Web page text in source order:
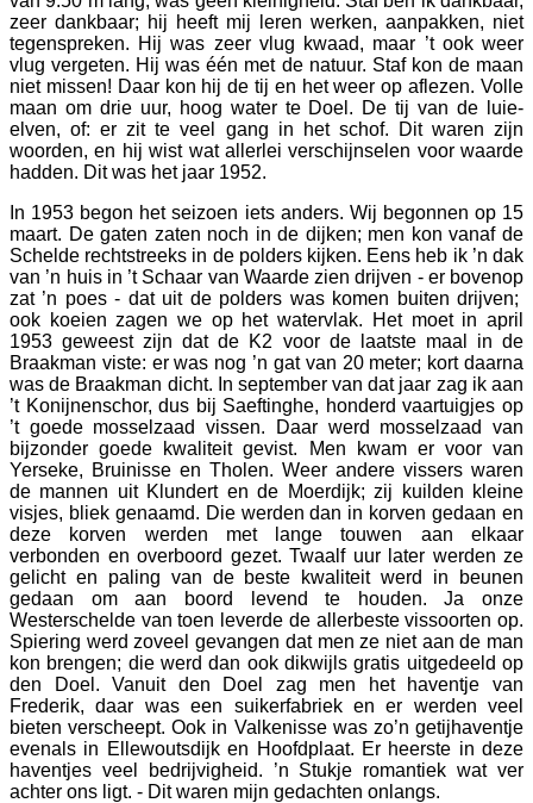
zeer dankbaar; hij heeft mij leren werken, aanpakken, niet
tegenspreken. Hij was zeer vlug kwaad, maar ’t ook weer
vlug vergeten. Hij was één met de natuur. Staf kon de maan
niet missen! Daar kon hij de tij en het weer op aflezen. Volle
maan om drie uur, hoog water te Doel. De tij van de luie-
elven, of: er zit te veel gang in het schof. Dit waren zijn
woorden, en hij wist wat allerlei verschijnselen voor waarde
hadden. Dit was het jaar 1952.
In 1953 begon het seizoen iets anders. Wij begonnen op 15
maart. De gaten zaten noch in de dijken; men kon vanaf de
Schelde rechtstreeks in de polders kijken. Eens heb ik ’n dak
van ’n huis in ’t Schaar van Waarde zien drijven - er bovenop
zat ’n poes - dat uit de polders was komen buiten drijven;
ook koeien zagen we op het watervlak. Het moet in april
1953 geweest zijn dat de K2 voor de laatste maal in de
Braakman viste: er was nog ’n gat van 20 meter; kort daarna
was de Braakman dicht. In september van dat jaar zag ik aan
’t Konijnenschor, dus bij Saeftinghe, honderd vaartuigjes op
’t goede mosselzaad vissen. Daar werd mosselzaad van
bijzonder goede kwaliteit gevist. Men kwam er voor van
Yerseke, Bruinisse en Tholen. Weer andere vissers waren
de mannen uit Klundert en de Moerdijk; zij kuilden kleine
visjes, bliek genaamd. Die werden dan in korven gedaan en
deze korven werden met lange touwen aan elkaar
verbonden en overboord gezet. Twaalf uur later werden ze
gelicht en paling van de beste kwaliteit werd in beunen
gedaan om aan boord levend te houden. Ja onze
Westerschelde van toen leverde de allerbeste vissoorten op.
Spiering werd zoveel gevangen dat men ze niet aan de man
kon brengen; die werd dan ook dikwijls gratis uitgedeeld op
den Doel. Vanuit den Doel zag men het haventje van
Frederik, daar was een suikerfabriek en er werden veel
bieten verscheept. Ook in Valkenisse was zo’n getijhaventje
evenals in Ellewoutsdijk en Hoofdplaat. Er heerste in deze
haventjes veel bedrijvigheid. ’n Stukje romantiek wat ver
achter ons ligt. - Dit waren mijn gedachten onlangs.